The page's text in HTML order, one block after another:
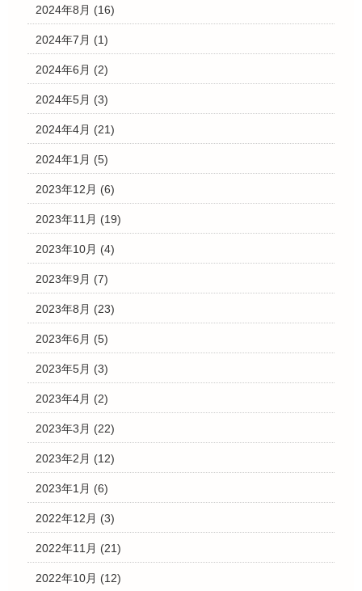
2024年8月 (16)
2024年7月 (1)
2024年6月 (2)
2024年5月 (3)
2024年4月 (21)
2024年1月 (5)
2023年12月 (6)
2023年11月 (19)
2023年10月 (4)
2023年9月 (7)
2023年8月 (23)
2023年6月 (5)
2023年5月 (3)
2023年4月 (2)
2023年3月 (22)
2023年2月 (12)
2023年1月 (6)
2022年12月 (3)
2022年11月 (21)
2022年10月 (12)